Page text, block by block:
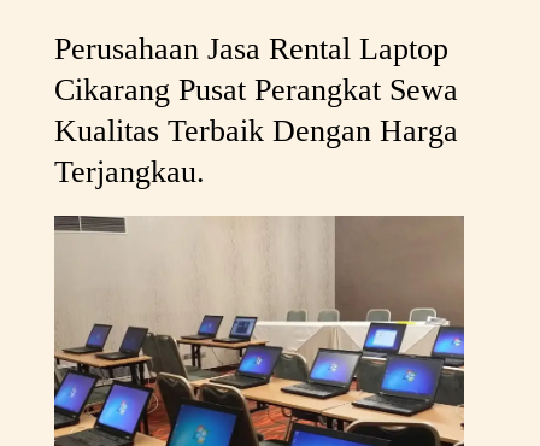
Perusahaan Jasa Rental Laptop
Cikarang Pusat Perangkat Sewa
Kualitas Terbaik Dengan Harga
Terjangkau.